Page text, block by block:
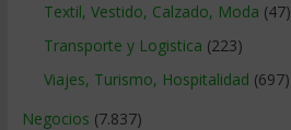
Textil, Vestido, Calzado, Moda (47)
Transporte y Logistica (223)
Viajes, Turismo, Hospitalidad (697)
Negocios (7.837)